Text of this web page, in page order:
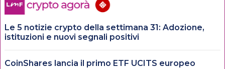
Le 5 notizie crypto della settimana 31: Adozione,
istituzioni e nuovi segnali positivi
CoinShares lancia il primo ETF UCITS europeo